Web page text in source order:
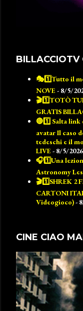
BILLACCIOTV
🎭1️⃣Tutto il
NOVE- 8/5/
🎬1️⃣TOTÒ
GRATIS
🔴1️⃣ Salta link
avatar Il caso
tedeschi e il
LIVE- 8/5/2026
🎧1️⃣Una
Astronomy
🎬1️⃣SHREK 2
CARTONI
Videogioco)-
CINE CIAO